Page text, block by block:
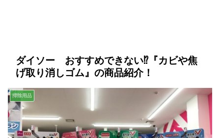
ダイソー おすすめできない⁉『カビや焦
げ取り消しゴム』の商品紹介！
掃除用品